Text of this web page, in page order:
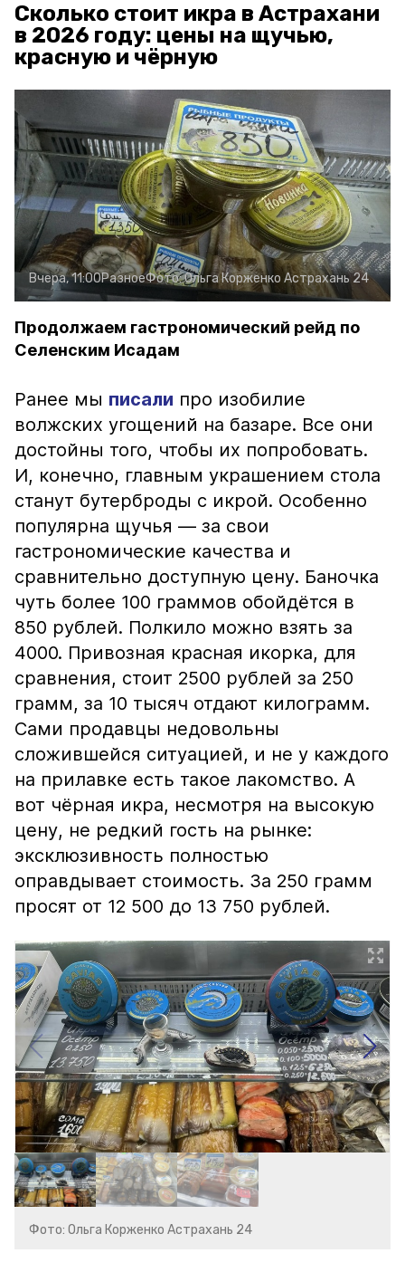
Сколько стоит икра в Астрахани
в 2026 году: цены на щучью,
красную и чёрную
Вчера, 11:00РазноеФото:Ольга Корженко Астрахань 24
Продолжаем гастрономический рейд по
Селенским Исадам
Ранее мы писали про изобилие
волжских угощений на базаре. Все они
достойны того, чтобы их попробовать.
И, конечно, главным украшением стола
станут бутерброды с икрой. Особенно
популярна щучья — за свои
гастрономические качества и
сравнительно доступную цену. Баночка
чуть более 100 граммов обойдётся в
850 рублей. Полкило можно взять за
4000. Привозная красная икорка, для
сравнения, стоит 2500 рублей за 250
грамм, за 10 тысяч отдают килограмм.
Сами продавцы недовольны
сложившейся ситуацией, и не у каждого
на прилавке есть такое лакомство. А
вот чёрная икра, несмотря на высокую
цену, не редкий гость на рынке:
эксклюзивность полностью
оправдывает стоимость. За 250 грамм
просят от 12 500 до 13 750 рублей.
Фото: Ольга Корженко Астрахань 24